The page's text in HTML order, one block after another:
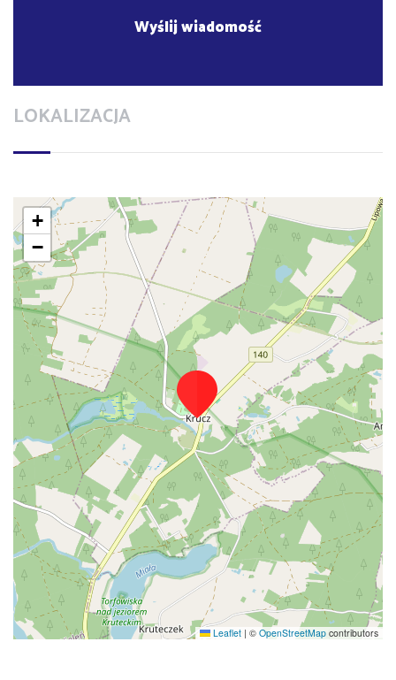
LOKALIZACJA
+
−
Leaflet | © OpenStreetMap contributors